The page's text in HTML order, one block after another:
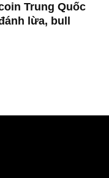
Trung Quốc
lừa, bull